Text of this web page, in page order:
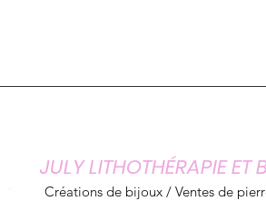
JULY LITHOTHÉRAPIE ET
Créations de bijoux / Ventes de